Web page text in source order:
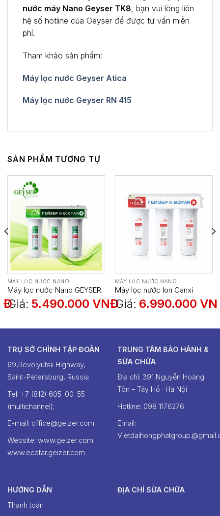
nước máy Nano Geyser TK8 , bạn vui lòng liên
hệ số hotline của Geyser để được tư vấn miễn
phí.
Tham khảo sản phẩm:
Máy lọc nước Geyser Atica
Máy lọc nước Geyser RN 415
SẢN PHẨM TƯƠNG TỰ
MÁY LỌC NƯỚC NANO
Máy lọc nước Nano GEYSER
ECOTAR 4
Giá: 5.490.000 VNĐ
MÁY LỌC NƯỚC NANO
Máy lọc nước Ion Canxi
Geyser ECOTAR 8 – Made in
Russia
Giá: 6.990.000
TRỤ SỞ CHỈNH TẬP ĐOÀN
69,Revolyutsii Highway,
Saint-Petersburg, Russia
Tel: +7 (812) 605-00-55
(multichannel);
E-mail: office@geizer.com
Website: www.geizer.com I
www.ecotar.geizer.com
TRUNG TÂM BẢO HÀNH &
SỬA CHỮA
Địa chỉ: 391 Nguyễn Hoàng
Tôn – Tây Hồ -Hà Nội
Hotline: ‭098 1176276‬
Email:
HƯỚNG DẪN
Thanh toán
ĐỊA CHỈ SỬA CHỮA